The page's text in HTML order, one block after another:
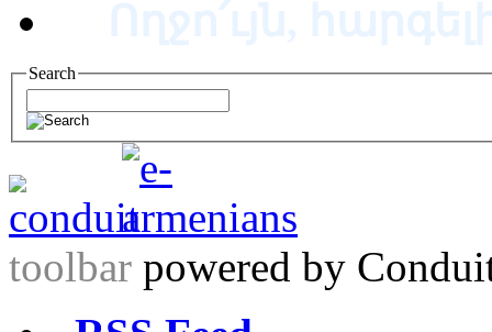
Search
toolbar powered by